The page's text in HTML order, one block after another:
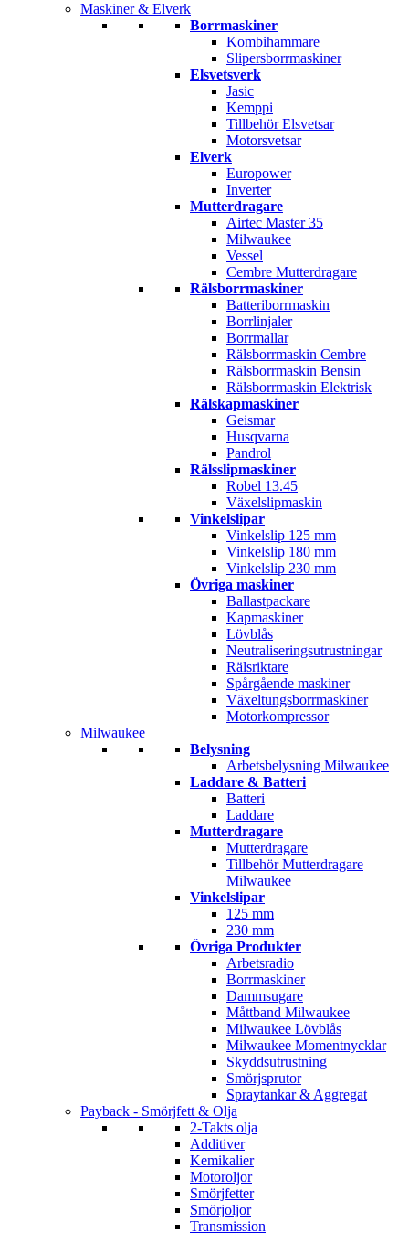
Maskiner & Elverk
Borrmaskiner
Kombihammare
Slipersborrmaskiner
Elsvetsverk
Jasic
Kemppi
Tillbehör Elsvetsar
Motorsvetsar
Elverk
Europower
Inverter
Mutterdragare
Airtec Master 35
Milwaukee
Vessel
Cembre Mutterdragare
Rälsborrmaskiner
Batteriborrmaskin
Borrlinjaler
Borrmallar
Rälsborrmaskin Cembre
Rälsborrmaskin Bensin
Rälsborrmaskin Elektrisk
Rälskapmaskiner
Geismar
Husqvarna
Pandrol
Rälsslipmaskiner
Robel 13.45
Växelslipmaskin
Vinkelslipar
Vinkelslip 125 mm
Vinkelslip 180 mm
Vinkelslip 230 mm
Övriga maskiner
Ballastpackare
Kapmaskiner
Lövblås
Neutraliseringsutrustningar
Rälsriktare
Spårgående maskiner
Växeltungsborrmaskiner
Motorkompressor
Milwaukee
Belysning
Arbetsbelysning Milwaukee
Laddare & Batteri
Batteri
Laddare
Mutterdragare
Mutterdragare
Tillbehör Mutterdragare
Milwaukee
Vinkelslipar
125 mm
230 mm
Övriga Produkter
Arbetsradio
Borrmaskiner
Dammsugare
Måttband Milwaukee
Milwaukee Lövblås
Milwaukee Momentnycklar
Skyddsutrustning
Smörjsprutor
Spraytankar & Aggregat
Payback - Smörjfett & Olja
2-Takts olja
Additiver
Kemikalier
Motoroljor
Smörjfetter
Smörjoljor
Transmission